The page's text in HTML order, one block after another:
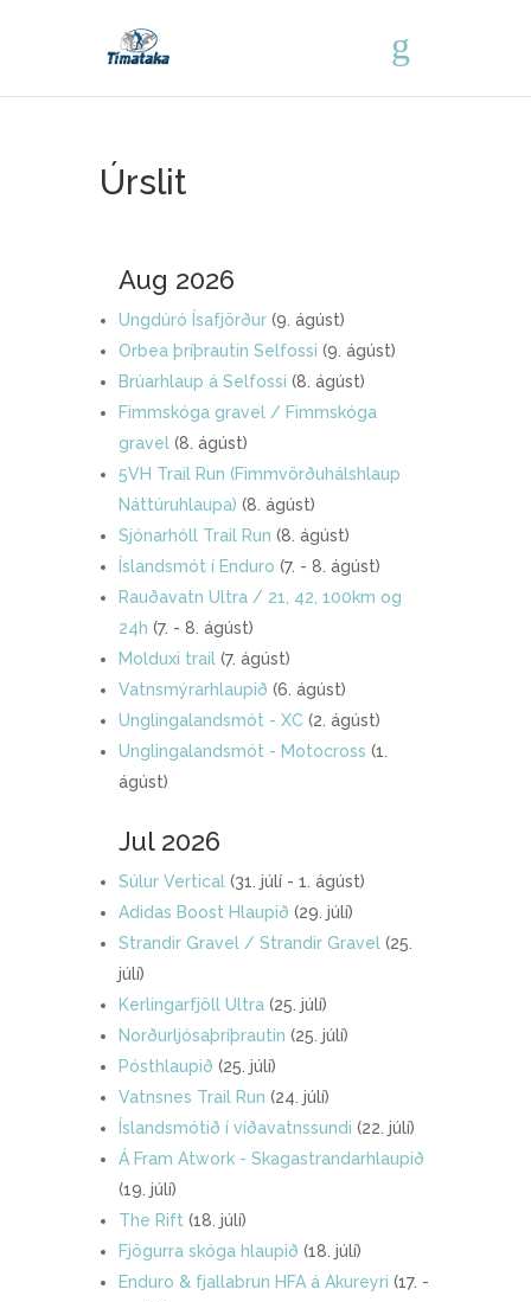
Úrslit
Aug 2026
Ungdúró Ísafjörður (9. ágúst)
Orbea þríþrautin Selfossi (9. ágúst)
Brúarhlaup á Selfossi (8. ágúst)
Fimmskóga gravel / Fimmskóga
gravel (8. ágúst)
5VH Trail Run (Fimmvörðuhálshlaup
Náttúruhlaupa) (8. ágúst)
Sjónarhóll Trail Run (8. ágúst)
Íslandsmót í Enduro (7. - 8. ágúst)
Rauðavatn Ultra / 21, 42, 100km og
24h (7. - 8. ágúst)
Molduxi trail (7. ágúst)
Vatnsmýrarhlaupið (6. ágúst)
Unglingalandsmót - XC (2. ágúst)
Unglingalandsmót - Motocross (1.
ágúst)
Jul 2026
Súlur Vertical (31. júlí - 1. ágúst)
Adidas Boost Hlaupið (29. júlí)
Strandir Gravel / Strandir Gravel (25.
júlí)
Kerlingarfjöll Ultra (25. júlí)
Norðurljósaþríþrautin (25. júlí)
Pósthlaupið (25. júlí)
Vatnsnes Trail Run (24. júlí)
Íslandsmótið í víðavatnssundi (22. júlí)
Á Fram Atwork - Skagastrandarhlaupið
(19. júlí)
The Rift (18. júlí)
Fjögurra skóga hlaupið (18. júlí)
Enduro & fjallabrun HFA á Akureyri (17. -